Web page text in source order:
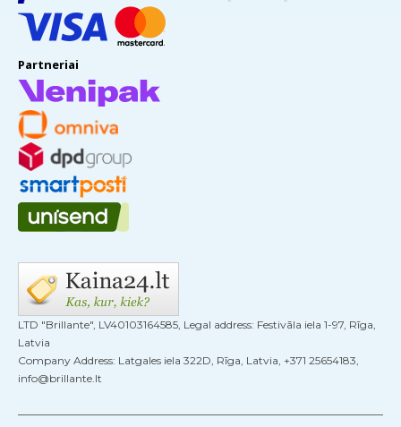
Partneriai
LTD "Brillante", LV40103164585, Legal address: Festivāla iela 1-97, Rīga,
Latvia
Company Address: Latgales iela 322D, Rīga, Latvia, +371 25654183,
info@brillante.lt